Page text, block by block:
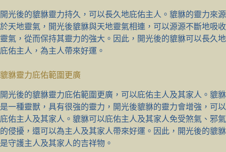
開光後的貔貅靈力持久，可以長久地庇佑主人。貔貅的靈力來源
於天地靈氣，開光後貔貅與天地靈氣相連，可以源源不斷地吸收
靈氣，從而保持其靈力的強大。因此，開光後的貔貅可以長久地
庇佑主人，為主人帶來好運。
貔貅靈力庇佑範圍更廣
開光後的貔貅靈力庇佑範圍更廣，可以庇佑主人及其家人。貔貅
是一種靈獸，具有很強的靈力，開光後貔貅的靈力會增強，可以
庇佑主人及其家人。貔貅可以庇佑主人及其家人免受煞氣、邪氣
的侵擾，還可以為主人及其家人帶來好運。因此，開光後的貔貅
是守護主人及其家人的吉祥物。